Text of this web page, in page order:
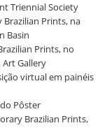
Triennial Society
Brazilian Prints, na
Basin
Prints, no
Gallery
virtual em painéis
Pôster
Brazilian Prints,